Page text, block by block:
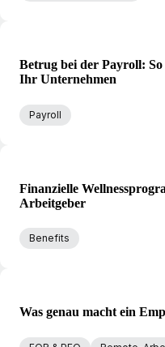
Betrug bei der Payroll:
Ihr Unternehmen
Payroll
Finanzielle
Arbeitgeber
Benefits
Was genau macht ein